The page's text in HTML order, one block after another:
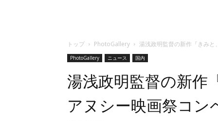
トップ PhotoGallery 湯浅政明監督の新作『きみ
PhotoGallery ニュース 国内
湯浅政明監督の新作
アヌシー映画祭コン